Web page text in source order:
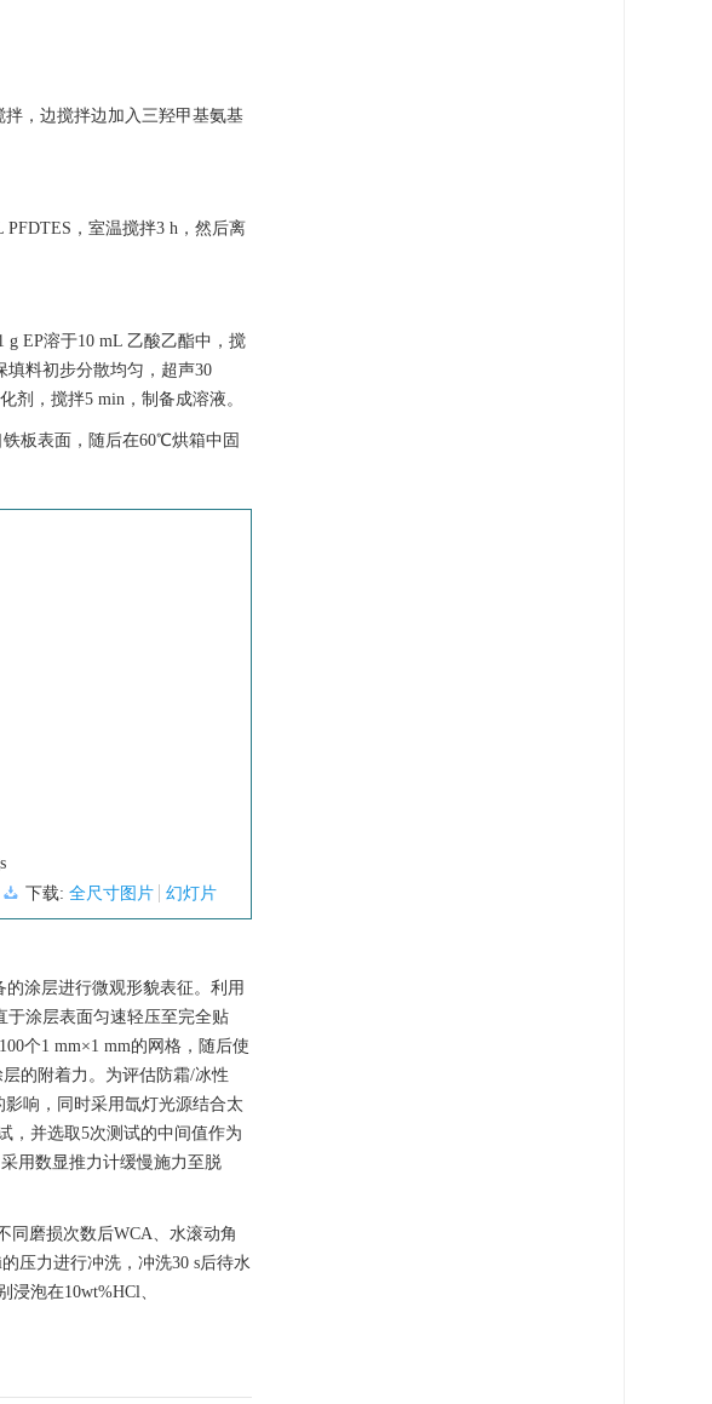
拌，边搅拌边加入三羟甲基氨基
，室温搅拌3 h，然后离
EP溶于10 mL 乙酸乙酯中，搅
填料初步分散均匀，超声30
剂，搅拌5 min，制备成溶液。
铁板表面，随后在60℃烘箱中固
下载: 全尺寸图片 幻灯片
涂层进行微观形貌表征。利用
于涂层表面匀速轻压至完全贴
个1 mm×1 mm的网格，随后使
的附着力。为评估防霜/冰性
响，同时采用氙灯光源结合太
，并选取5次测试的中间值作为
用数显推力计缓慢施力至脱
同磨损次数后WCA、水滚动角
压力进行冲洗，冲洗30 s后待水
泡在10wt%HCl、